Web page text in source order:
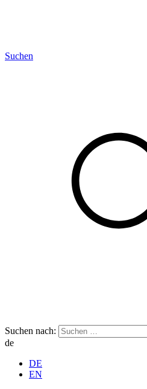
Suchen
Suchen nach:
de
DE
EN